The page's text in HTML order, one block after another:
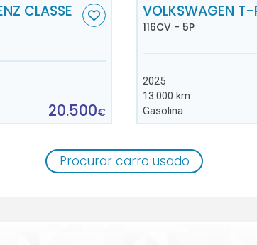
CLASSE
20.500€
VOLKSWAGEN
116CV - 5P
2025
13.000 km
Gasolina
Procurar carro usado